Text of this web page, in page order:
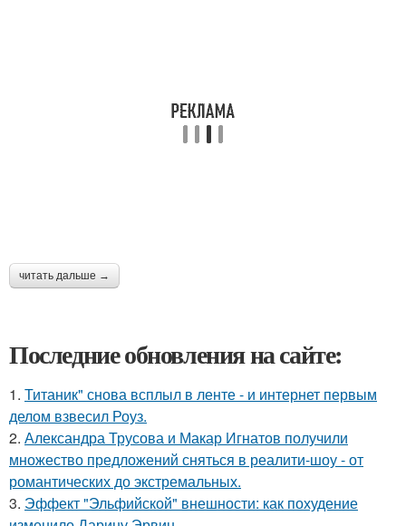
читать дальше →
Последние обновления на сайте:
1. Титаник" снова всплыл в ленте - и интернет первым
делом взвесил Роуз.
2. Александра Трусова и Макар Игнатов получили
множество предложений сняться в реалити-шоу - от
романтических до экстремальных.
3. Эффект "Эльфийской" внешности: как похудение